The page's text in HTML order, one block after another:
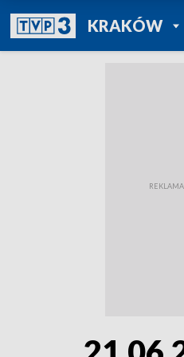
KRAKÓW
TVP